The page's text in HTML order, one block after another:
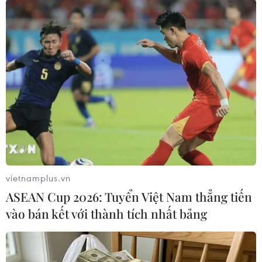
Theo dõi VietnamPlus
TIN CÙNG CHUYÊN MỤC
Trung Quốc hoàn thành bản đồ địa
chất mới của toàn bộ Mặt Trăng
07/08/2026 08:52
Những định hướng lớn
trong thực hiện Nghị quyết 57-
NQ/TW
vietnamplus.vn
ASEAN Cup 2026: Tuyển Việt Nam thẳng tiến
vào bán kết với thành tích nhất bảng